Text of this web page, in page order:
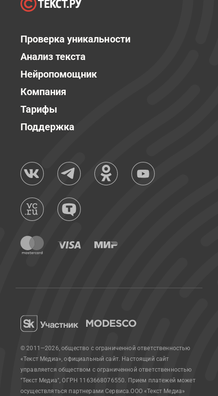
Проверка уникальности
Анализ текста
Нейропомощник
Компания
Тарифы
Поддержка
© 2011—2026, общество с ограниченной ответственностью
«Текст Медиа», официальный сайт. Настоящий сайт
управляется обществом с ограниченной ответственностью
"Текст Медиа", ОГРН 1163668076550. Прием платежей может
осуществляться партнерами Сервиса.ООО «Текст Медиа»